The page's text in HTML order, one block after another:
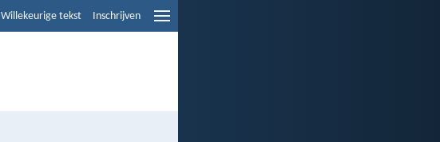
Willekeurige tekst Inschrijven